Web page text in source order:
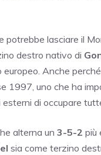
potrebbe lasciare il
destro nativo di
europeo. Anche
1997, uno che ha
di occupare
alterna un 3-5-2 più
sia come terzino